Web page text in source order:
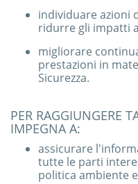
individuare azioni
ridurre gli impatti
migliorare
prestazioni in
Sicurezza.
PER RAGGIUNGERE
IMPEGNA A:
assicurare
tutte le parti
politica ambiente